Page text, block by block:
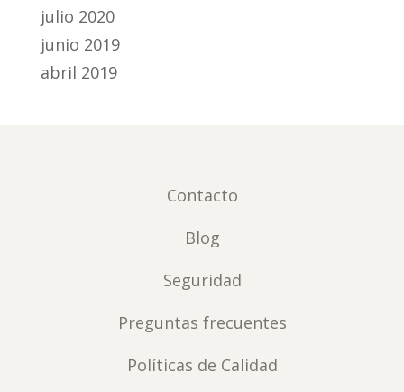
julio 2020
junio 2019
abril 2019
Contacto
Blog
Seguridad
Preguntas frecuentes
Políticas de Calidad